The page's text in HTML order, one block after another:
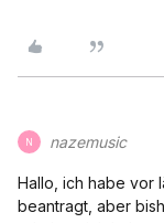
N nazemusic
Hallo, ich habe vor
beantragt, aber